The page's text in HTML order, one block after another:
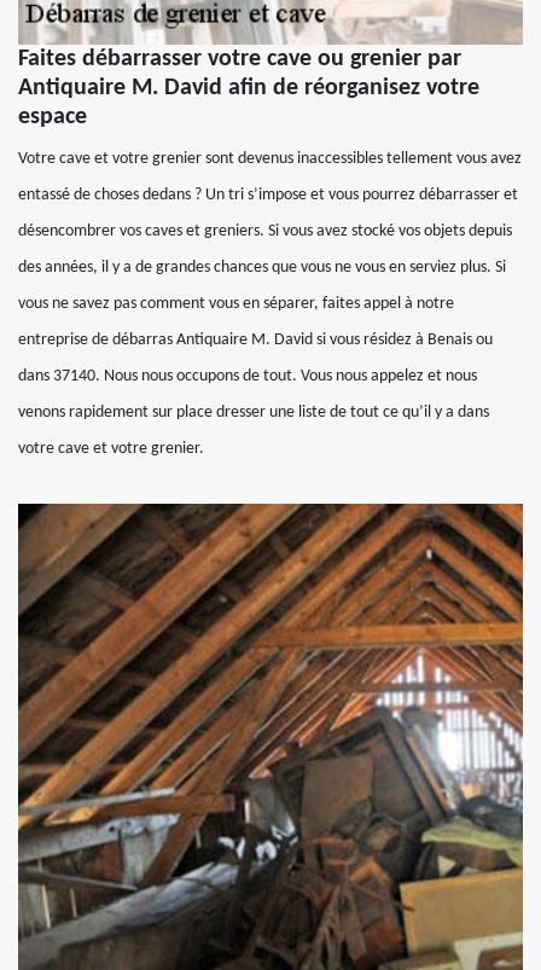
Faites débarrasser votre cave ou grenier par
Antiquaire M. David afin de réorganisez votre
espace
Votre cave et votre grenier sont devenus inaccessibles tellement vous avez
entassé de choses dedans ? Un tri s’impose et vous pourrez débarrasser et
désencombrer vos caves et greniers. Si vous avez stocké vos objets depuis
des années, il y a de grandes chances que vous ne vous en serviez plus. Si
vous ne savez pas comment vous en séparer, faites appel à notre
entreprise de débarras Antiquaire M. David si vous résidez à Benais ou
dans 37140. Nous nous occupons de tout. Vous nous appelez et nous
venons rapidement sur place dresser une liste de tout ce qu’il y a dans
votre cave et votre grenier.